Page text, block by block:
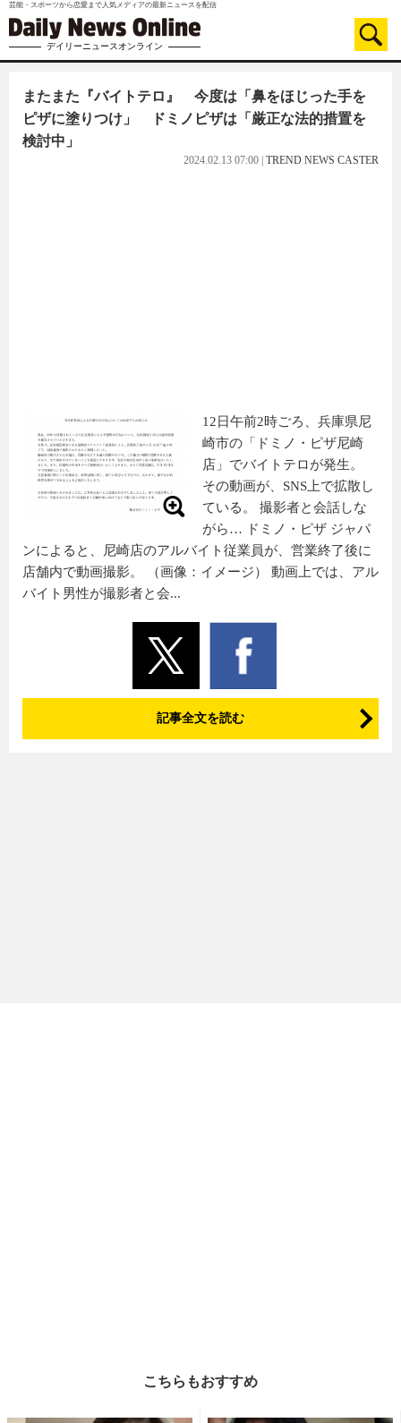
芸能・スポーツから恋愛まで人気メディアの最新ニュースを配信
デイリーニュースオンライン
またまた『バイトテロ』 今度は「鼻をほじった手を
ピザに塗りつけ」 ドミノピザは「厳正な法的措置を
検討中」
2024.02.13 07:00 TREND NEWS CASTER
12日午前2時ごろ、兵庫県尼
崎市の「ドミノ・ピザ尼崎
店」でバイトテロが発生。
その動画が、SNS上で拡散し
ている。 撮影者と会話しな
がら… ドミノ・ピザ ジャパ
ンによると、尼崎店のアルバイト従業員が、営業終了後に
店舗内で動画撮影。 （画像：イメージ） 動画上では、アル
バイト男性が撮影者と会...
記事全文を読む
こちらもおすすめ